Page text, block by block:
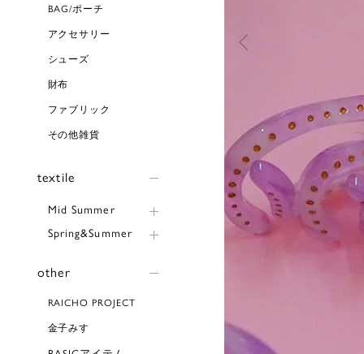
BAG/ポーチ
アクセサリー
シューズ
財布
ファブリック
その他雑貨
textile
Mid Summer
Spring&Summer
other
RAICHO PROJECT
金子みすゞ